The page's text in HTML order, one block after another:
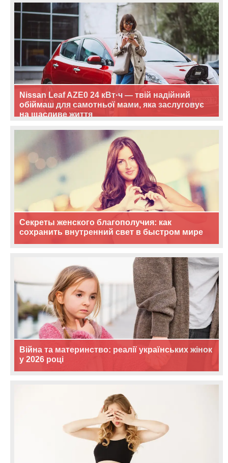
Nissan Leaf AZE0 24 кВт·ч — твій надійний
обіймаш для самотньої мами, яка заслуговує
на щасливе життя
Секреты женского благополучия: как
сохранить внутренний свет в быстром мире
Війна та материнство: реалії українських жінок
у 2026 році